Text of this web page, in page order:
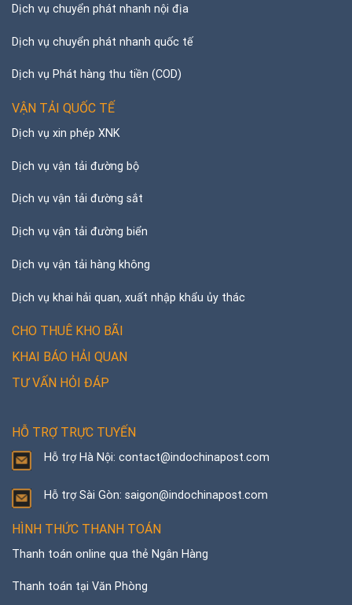
Dịch vụ chuyển phát nhanh nội địa
Dịch vụ chuyển phát nhanh quốc tế
Dịch vụ Phát hàng thu tiền (COD)
VẬN TẢI QUỐC TẾ
Dịch vụ xin phép XNK
Dịch vụ vận tải đường bộ
Dịch vụ vận tải đường sắt
Dịch vụ vận tải đường biển
Dịch vụ vận tải hàng không
Dịch vụ khai hải quan, xuất nhập khẩu ủy thác
CHO THUÊ KHO BÃI
KHAI BÁO HẢI QUAN
TƯ VẤN HỎI ĐÁP
HỖ TRỢ TRỰC TUYẾN
Hỗ trợ Hà Nội: contact@indochinapost.com
Hỗ trợ Sài Gòn: saigon@indochinapost.com
HÌNH THỨC THANH TOÁN
Thanh toán online qua thẻ Ngân Hàng
Thanh toán tại Văn Phòng